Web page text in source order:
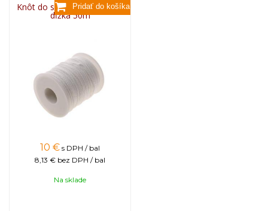
Knôt do sviečky plochý 3x8,
dĺžka 50m
10 € s DPH / bal
8,13 € bez DPH / bal
Na sklade